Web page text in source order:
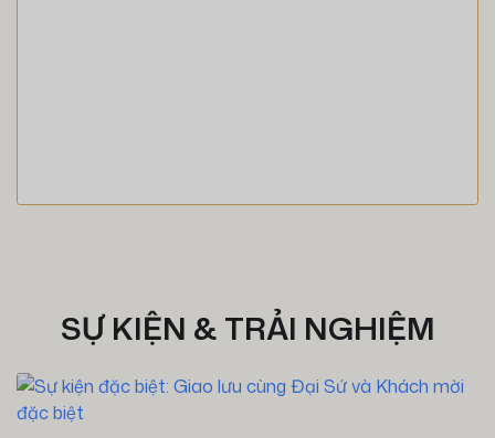
SỰ KIỆN & TRẢI NGHIỆM